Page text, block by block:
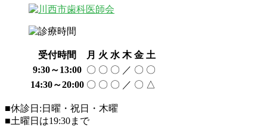
受付時間 月 火 水 木 金 土
9:30～13:00 〇 〇 〇 ／ 〇 〇
14:30～20:00 〇 〇 〇 ／ 〇 △
■休診日:日曜・祝日・木曜
■土曜日は19:30まで